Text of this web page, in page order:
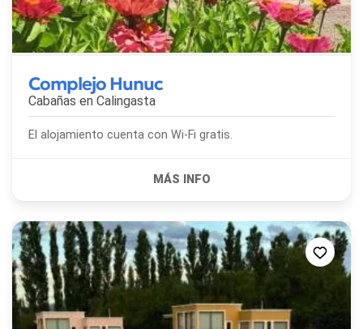
Complejo Hunuc
Cabañas en Calingasta
El alojamiento cuenta con Wi-Fi gratis.